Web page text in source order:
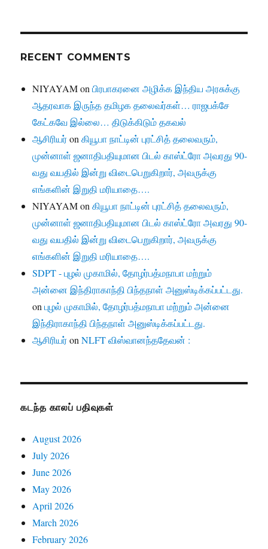
RECENT COMMENTS
NIYAYAMonபிரபாகரனை அழிக்க இந்திய அரசுக்கு
ஆதரவாக இருந்த தமிழக தலைவர்கள்… ராஜபக்சே
கேட்கவே இல்லை… திடுக்கிடும் தகவல்
ஆசிரியர்onகியூபா நாட்டின் புரட்சித் தலைவரும்,
முன்னாள் ஜனாதிபதியுமான பிடல் காஸ்ட்ரோ அவரது 90-
வது வயதில் இன்று விடைபெறுகிறார், அவருக்கு
எங்களின் இறுதி மரியாதை….
NIYAYAMonகியூபா நாட்டின் புரட்சித் தலைவரும்,
முன்னாள் ஜனாதிபதியுமான பிடல் காஸ்ட்ரோ அவரது 90-
வது வயதில் இன்று விடைபெறுகிறார், அவருக்கு
எங்களின் இறுதி மரியாதை….
SDPT - புழல் முகாமில், தோழர்பத்மநாபா மற்றும்
அன்னை இந்திராகாந்தி பிந்தநாள் அனுஸ்டிக்கப்பட்டது.
onபுழல் முகாமில், தோழர்பத்மநாபா மற்றும் அன்னை
இந்திராகாந்தி பிந்தநாள் அனுஸ்டிக்கப்பட்டது.
ஆசிரியர்onNLFT விஸ்வானந்ததேவன் :
கடந்த காலப் பதிவுகள்
August 2026
July 2026
June 2026
May 2026
April 2026
March 2026
February 2026